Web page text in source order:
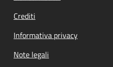
Crediti
Informativa privacy
Note legali